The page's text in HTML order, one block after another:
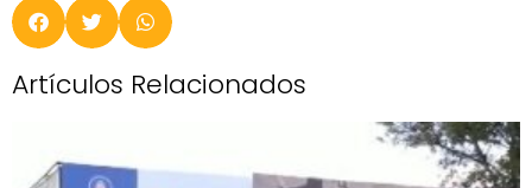
Artículos Relacionados